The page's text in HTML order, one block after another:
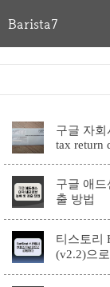
Barista7
구글 자
tax return
구글 애드
출 방법
티스토리
(v2.2)으